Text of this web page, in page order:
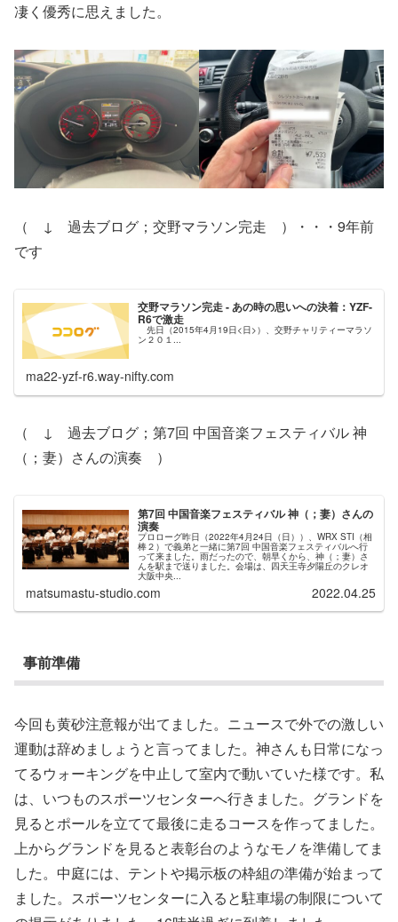
凄く優秀に思えました。
（ ↓ 過去ブログ；交野マラソン完走 ）・・・9年前
です
交野マラソン完走 - あの時の思いへの決着：YZF-
R6で激走
先日（2015年4月19日<日>）、交野チャリティーマラソ
ン２０１...
ma22-yzf-r6.way-nifty.com
（ ↓ 過去ブログ；第7回 中国音楽フェスティバル 神
（；妻）さんの演奏 ）
第7回 中国音楽フェスティバル 神（；妻）さんの
演奏
プロローグ昨日（2022年4月24日（日））、WRX STI（相
棒２）で義弟と一緒に第7回 中国音楽フェスティバルへ行
って来ました。雨だったので、朝早くから、神（；妻）さ
んを駅まで送りました。会場は、四天王寺夕陽丘のクレオ
大阪中央...
matsumastu-studio.com 2022.04.25
事前準備
今回も黄砂注意報が出てました。ニュースで外での激しい
運動は辞めましょうと言ってました。神さんも日常になっ
てるウォーキングを中止して室内で動いていた様です。私
は、いつものスポーツセンターへ行きました。グランドを
見るとポールを立てて最後に走るコースを作ってました。
上からグランドを見ると表彰台のようなモノを準備してま
した。中庭には、テントや掲示板の枠組の準備が始まって
ました。スポーツセンターに入ると駐車場の制限について